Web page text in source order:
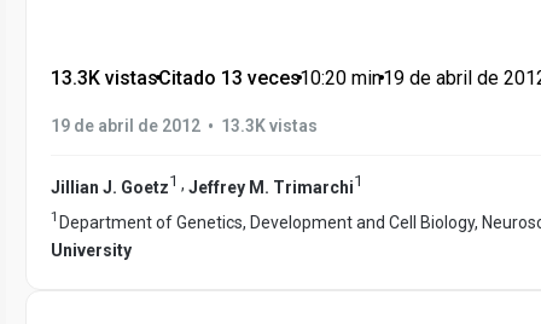
13.3K vistas•Citado 13 veces•10:20 min•19 de abril de
19 de abril de 2012 • 13.3K vistas
Jillian J. Goetz1 , Jeffrey M. Trimarchi1
1 Department of Genetics, Development and Cell Biology,
University